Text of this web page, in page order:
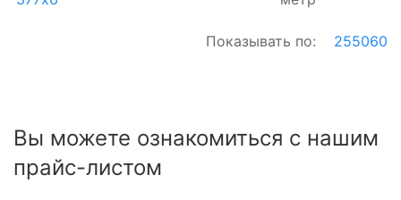
Показывать по: 255060
Вы можете ознакомиться с нашим
прайс-листом